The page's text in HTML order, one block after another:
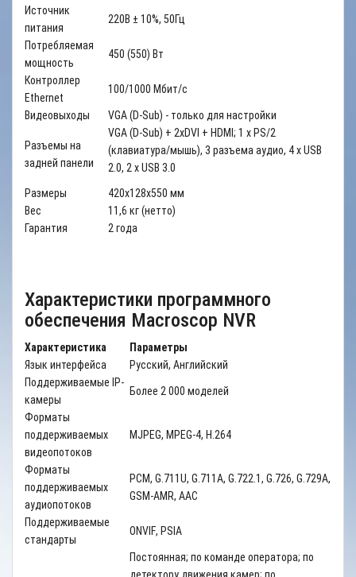
Источник
питания
220В ± 10%, 50Гц
Потребляемая
мощность
450 (550) Вт
Контроллер
Ethernet
100/1000 Мбит/с
Видеовыходы VGA (D-Sub) - только для настройки
Разъемы на
задней панели
VGA (D-Sub) + 2xDVI + HDMI; 1 x PS/2
(клавиатура/мышь), 3 разъема аудио, 4 x USB
2.0, 2 x USB 3.0
Размеры
420х128х550 мм
Вес
11,6 кг (нетто)
Гарантия
2 года
Характеристики программного
обеспечения Macroscop NVR
Характеристика
Параметры
Язык интерфейса
Русский, Английский
Поддерживаемые IP-
камеры
Более 2 000 моделей
Форматы
поддерживаемых
видеопотоков
MJPEG, MPEG-4, H.264
Форматы
поддерживаемых
аудиопотоков
PCM, G.711U, G.711A, G.722.1, G.726, G.729A,
GSM-AMR, AAC
Поддерживаемые
стандарты
ONVIF, PSIA
Постоянная; по команде оператора; по